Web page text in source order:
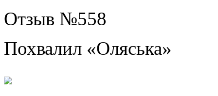
Отзыв №558
Похвалил «Оляська»